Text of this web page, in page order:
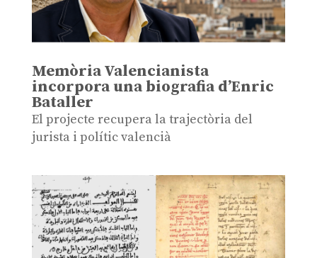
Memòria Valencianista
incorpora una biografia d’Enric
Bataller
El projecte recupera la trajectòria del
jurista i polític valencià